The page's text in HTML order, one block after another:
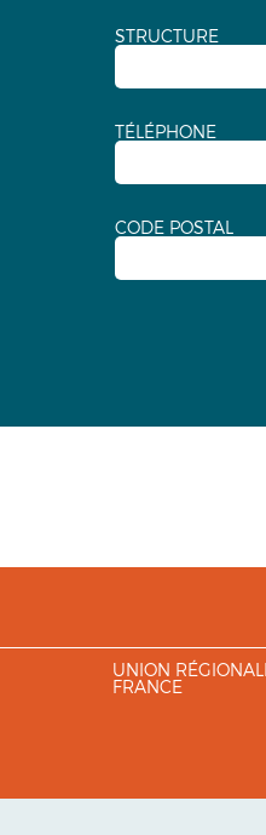
STRUCTURE
TÉLÉPHONE
CODE POSTAL
UNION
FRANCE